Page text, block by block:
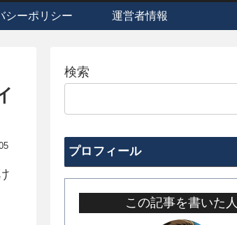
シーポリシー 運営者情報
検索
プロフィール
この記事を書いた人